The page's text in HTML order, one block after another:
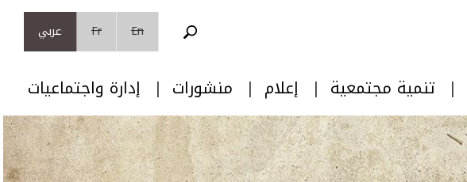
En
Fr عربي
تنمية مجتمعية إعلام منشورات إدارة واجتماعيات